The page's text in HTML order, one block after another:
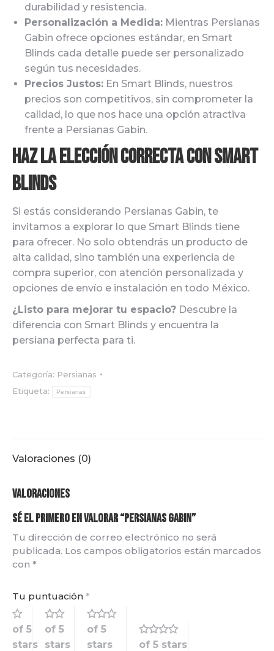
durabilidad y resistencia.
Personalización a Medida: Mientras Persianas
Gabin ofrece opciones estándar, en Smart
Blinds cada detalle puede ser personalizado
según tus necesidades.
Precios Justos: En Smart Blinds, nuestros
precios son competitivos, sin comprometer la
calidad, lo que nos hace una opción atractiva
frente a Persianas Gabin.
Haz la Elección Correcta con Smart
Blinds
Si estás considerando Persianas Gabin, te
invitamos a explorar lo que Smart Blinds tiene
para ofrecer. No solo obtendrás un producto de
alta calidad, sino también una experiencia de
compra superior, con atención personalizada y
opciones de envío e instalación en todo México.
¿Listo para mejorar tu espacio? Descubre la
diferencia con Smart Blinds y encuentra la
persiana perfecta para ti.
Categoría: Persianas
Etiqueta:
Persianas
Valoraciones (0)
Valoraciones
Sé el primero en valorar “Persianas Gabin”
Tu dirección de correo electrónico no será
publicada. Los campos obligatorios están marcados
con *
Tu puntuación *
of 5
stars
of 5
stars
of 5
stars
of 5 stars